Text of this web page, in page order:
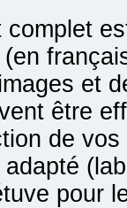
(en
et
être
de
pour